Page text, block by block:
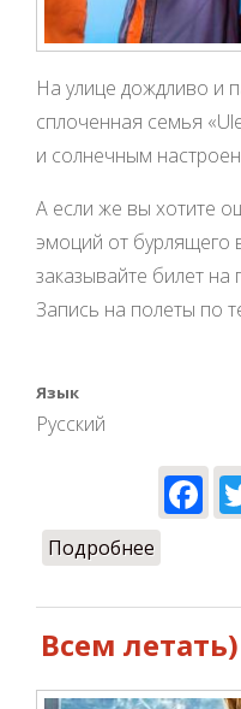
На улице дождливо и
сплоченная семья
и солнечным
А если же вы хотите
эмоций от бурлящего
заказывайте билет
Запись на полеты по
Язык
Русский
Подробнее
Всем летать)